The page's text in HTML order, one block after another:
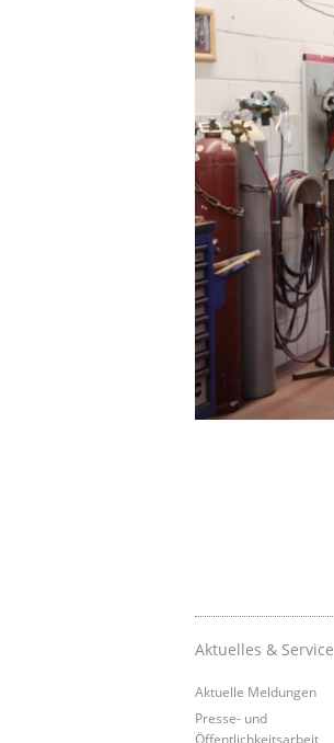
Aktuelles & Service
Aktuelle Meldungen
Presse- und
Öffentlichkeitsarbeit